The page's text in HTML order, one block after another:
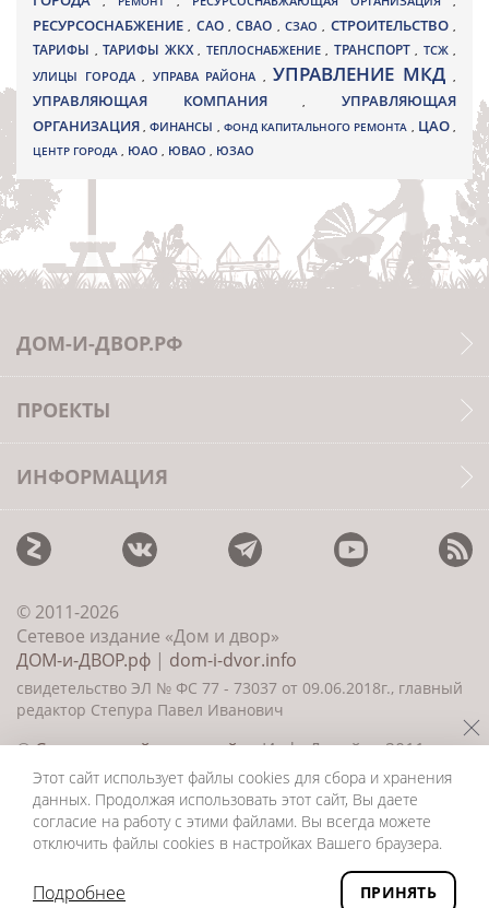
РЕСУРСОСНАБЖЕНИЕ, САО,СВАО ,СЗАО, СТРОИТЕЛЬСТВО,
ТАРИФЫ , ТАРИФЫ ЖКХ , ТЕПЛОСНАБЖЕНИЕ , ТРАНСПОРТ , ТСЖ ,
УЛИЦЫ ГОРОДА , УПРАВА РАЙОНА , УПРАВЛЕНИЕ МКД ,
УПРАВЛЯЮЩАЯ КОМПАНИЯ,УПРАВЛЯЮЩАЯ
ОРГАНИЗАЦИЯ,ФИНАНСЫ , ФОНД КАПИТАЛЬНОГО РЕМОНТА , ЦАО,
ЦЕНТР ГОРОДА , ЮАО , ЮВАО , ЮЗАО
ДОМ-И-ДВОР.РФ
ПРОЕКТЫ
ИНФОРМАЦИЯ
© 2011-2026
Сетевое издание «Дом и двор»
ДОМ-и-ДВОР.рф | dom-i-dvor.info
свидетельство ЭЛ № ФС 77 - 73037 от 09.06.2018г., главный
редактор Степура Павел Иванович
©Создание сайта и дизайн«ИнфоДизайн» 2011—
2026
Этот сайт использует файлы cookies для сбора и хранения
данных. Продолжая использовать этот сайт, Вы даете
согласие на работу с этими файлами. Вы всегда можете
отключить файлы cookies в настройках Вашего браузера.
Подробнее ПРИНЯТЬ